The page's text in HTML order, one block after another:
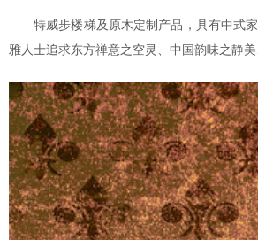
特威步楼梯及原木定制产品，具有中式
雅人士追求东方禅意之空灵、中国韵味之静